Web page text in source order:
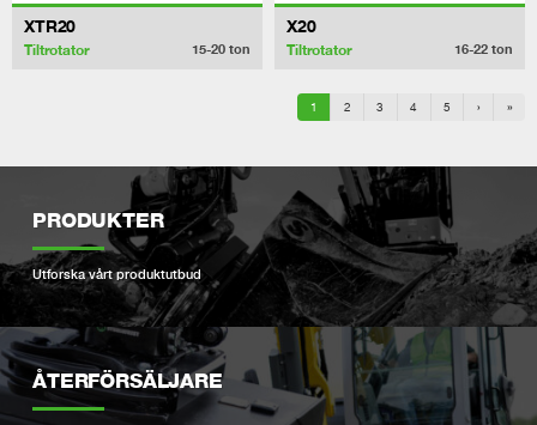
XTR20
Tiltrotator 15-20 ton
X20
Tiltrotator 16-22 ton
1 2 3 4 5 › »
PRODUKTER
Utforska vårt produktutbud
ÅTERFÖRSÄLJARE